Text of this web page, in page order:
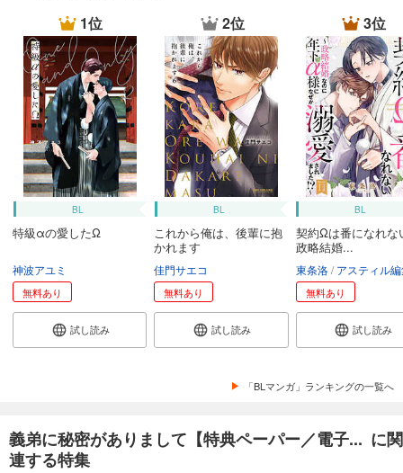
1位
BL
特級αの愛したΩ
神波アユミ
無料あり
試し読み
2位
BL
これから俺は、後輩に抱
かれます
佳門サエコ
無料あり
試し読み
3位
BL
契約Ωは番になれな
政略結婚...
東条洛 アスティル
無料あり
試し読み
「BLマンガ」ランキングの一覧へ
義弟に秘密がありまして【特典ペーパー／電子... に関
連する特集